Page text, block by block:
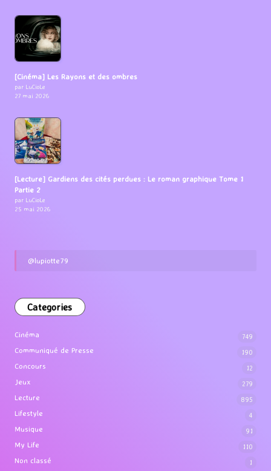
[Cinéma] Les Rayons et des ombres
par LuCioLe
27 mai 2026
[Lecture] Gardiens des cités perdues : Le roman graphique Tome 1
Partie 2
par LuCioLe
25 mai 2026
@lupiotte79
Categories
Cinéma 749
Communiqué de Presse 190
Concours 12
Jeux 279
Lecture 895
Lifestyle 4
Musique 91
My Life 110
Non classé 1